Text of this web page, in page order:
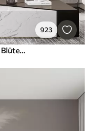
923
Ein charmanter Baum mit weißen Blüten vor dem Hintergrund der Wolken in einem interessanten Stil in zarten warmen Farben